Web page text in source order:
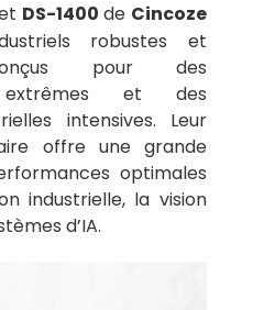
DS-1400 de Cincoze
robustes et
pour des
extrêmes et des
intensives. Leur
offre une grande
optimales
industrielle, la vision
d’IA.